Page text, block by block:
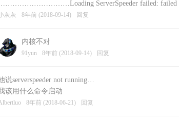
ServerSpeeder failed: failed to
灰灰 8年前 (2018-09-14) 回复
内核不对
91yun 8年前 (2018-09-14) 回复
说serverspeeder not running…
该用什么命令启动
8年前 (2018-06-21) 回复